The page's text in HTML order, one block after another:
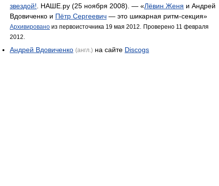
звездой! . НАШЕ.ру (25 ноября 2008). — «Лёвин Женя и Андрей
Вдовиченко и Пётр Сергеевич — это шикарная ритм-секция»
Архивировано из первоисточника 19 мая 2012.
Проверено 11 февраля
2012.
Андрей Вдовиченко (англ.) на сайте Discogs